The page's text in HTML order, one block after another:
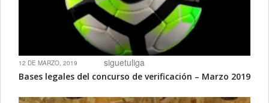
12 DE MARZO, 2019 siguetuliga
Bases legales del concurso de verificación – Marzo 2019